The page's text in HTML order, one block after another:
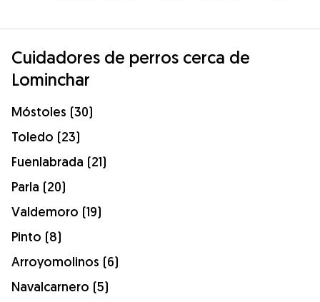
Cuidadores de perros cerca de
Lominchar
Móstoles (30)
Toledo (23)
Fuenlabrada (21)
Parla (20)
Valdemoro (19)
Pinto (8)
Arroyomolinos (6)
Navalcarnero (5)